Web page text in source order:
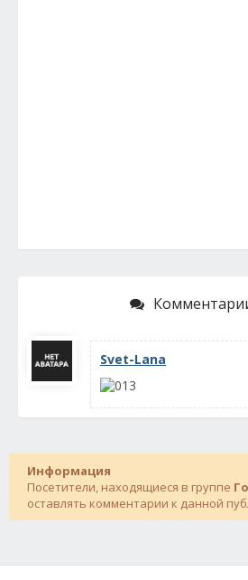
Svet-Lana
Информация
Посетители, находящиеся в группе
оставлять комментарии к данной